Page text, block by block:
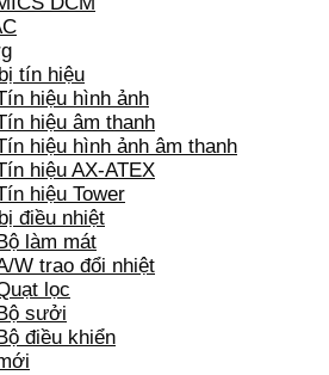
tín hiệu
hiệu hình ảnh
hiệu âm thanh
hiệu hình ảnh âm thanh
hiệu AX-ATEX
hiệu Tower
điều nhiệt
làm mát
W trao đổi nhiệt
lọc
sưởi
điều khiển